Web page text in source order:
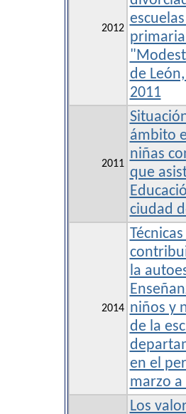
2012
de
2011
2011
ámbito
niñas
que
ciudad
2014
la
niños y
de la
en el
marzo
Los